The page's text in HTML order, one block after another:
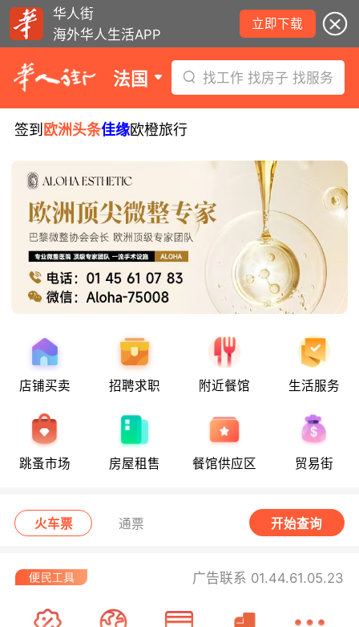
华人街
海外华人生活APP
立即下载
法国 找工作 找房子 找服务
签到 欧洲头条佳缘欧橙旅行
店铺买卖 招聘求职 附近餐馆 生活服务
跳蚤市场 房屋租售 餐馆供应区 贸易街
火车票 通票 开始查询
广告联系 01.44.61.05.23